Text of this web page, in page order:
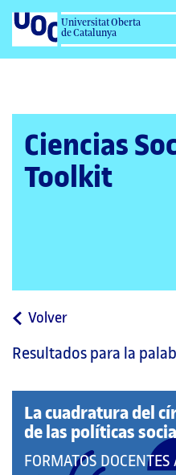
Universitat Oberta
de Catalunya
Ciencias
Toolkit
Volvera
página
Resultados para la
La cuadratura del
de las políticas
QUE
FORMATOS